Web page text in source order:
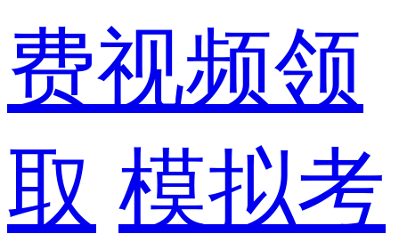
费视频领
取 模拟考